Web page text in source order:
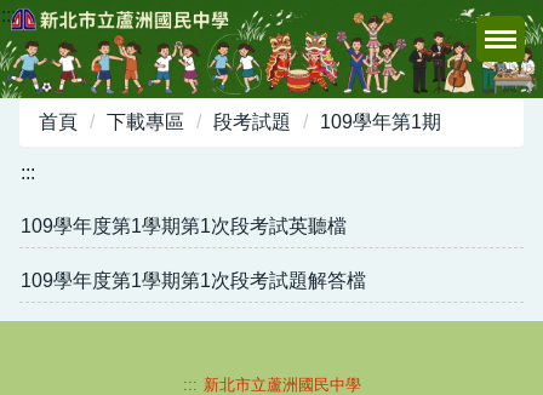
跳
到
主
容
:::
首頁 下載專區 段考試題 109學年第1期
:::
109學年度第1學期第1次段考試英聽檔
109學年度第1學期第1次段考試題解答檔
::: 新北市立蘆洲國民中學